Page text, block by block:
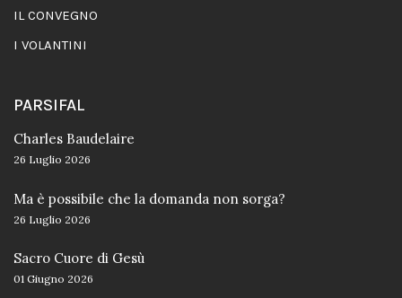
IL CONVEGNO
I VOLANTINI
PARSIFAL
Charles Baudelaire
26 Luglio 2026
Ma è possibile che la domanda non sorga?
26 Luglio 2026
Sacro Cuore di Gesù
01 Giugno 2026